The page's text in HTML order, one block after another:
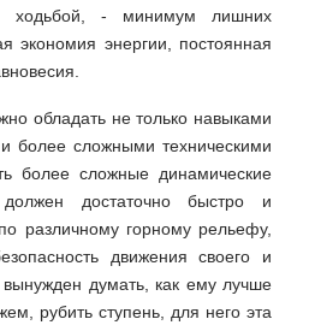
ходьбой, - минимум лишних
экономия энергии, постоянная
обладать не только навыками
более сложными техническими
более сложные динамические
достаточно быстро и
различному горному рельефу,
движения своего и
вынужден думать, как ему лучше
рубить ступень, для него эта